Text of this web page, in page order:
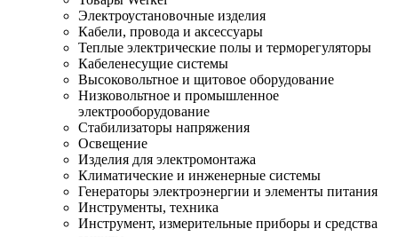
Электроустановочные изделия
Кабели, провода и аксессуары
Теплые электрические полы и терморегуляторы
Кабеленесущие системы
Высоковольтное и щитовое оборудование
Низковольтное и промышленное
электрооборудование
Стабилизаторы напряжения
Освещение
Изделия для электромонтажа
Климатические и инженерные системы
Генераторы электроэнергии и элементы питания
Инструменты, техника
Инструмент, измерительные приборы и средства